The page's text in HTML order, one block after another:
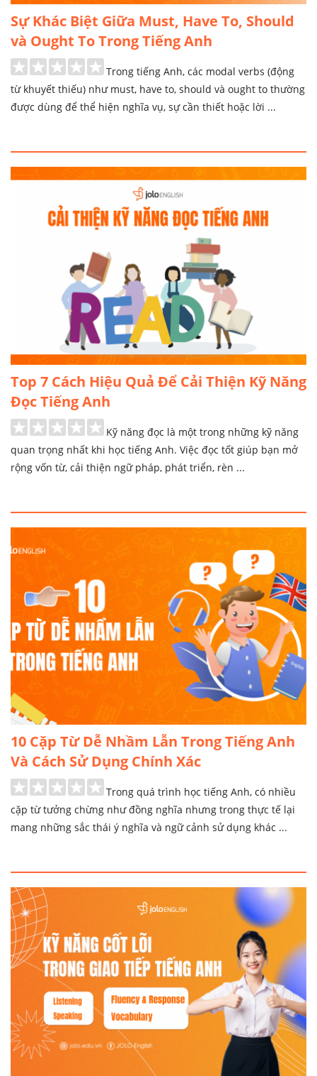
Sự Khác Biệt Giữa Must, Have To, Should
và Ought To Trong Tiếng Anh
Trong tiếng Anh, các modal verbs (động
từ khuyết thiếu) như must, have to, should và ought to thường
được dùng để thể hiện nghĩa vụ, sự cần thiết hoặc lời ...
Top 7 Cách Hiệu Quả Để Cải Thiện Kỹ Năng
Đọc Tiếng Anh
Kỹ năng đọc là một trong những kỹ năng
quan trọng nhất khi học tiếng Anh. Việc đọc tốt giúp bạn mở
rộng vốn từ, cải thiện ngữ pháp, phát triển, rèn ...
10 Cặp Từ Dễ Nhầm Lẫn Trong Tiếng Anh
Và Cách Sử Dụng Chính Xác
Trong quá trình học tiếng Anh, có nhiều
cặp từ tưởng chừng như đồng nghĩa nhưng trong thực tế lại
mang những sắc thái ý nghĩa và ngữ cảnh sử dụng khác ...